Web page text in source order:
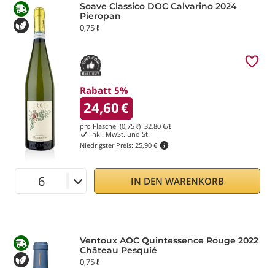
Soave Classico DOC Calvarino 2024
Pieropan
0,75 ℓ
Rabatt 5%
24,60€
pro Flasche (0,75 ℓ) 32,80 €/ℓ
Inkl. MwSt. und St.
Niedrigster Preis: 25,90 €
IN DEN WARENKORB
Ventoux AOC Quintessence Rouge 2022
Château Pesquié
0,75 ℓ